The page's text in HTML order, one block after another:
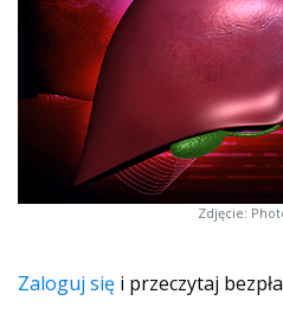
Zdjęcie:
Zaloguj się i przeczytaj